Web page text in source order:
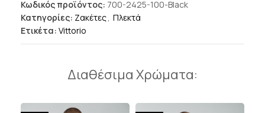
Κωδικός προϊόντος: 700-2425-100-Black
Κατηγορίες: Ζακέτες, Πλεκτά
Ετικέτα: Vittorio
Διαθέσιμα Χρώματα: